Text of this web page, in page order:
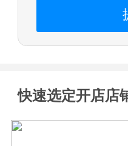
快速选定开店店